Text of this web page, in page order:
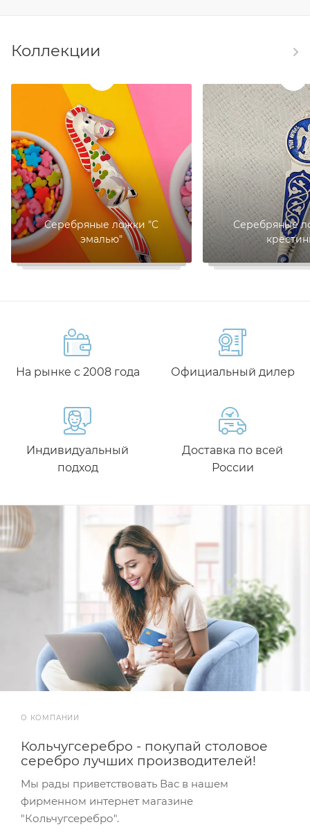
Коллекции
Серебряные ложки "С
эмалью"
Серебряные
На рынке с 2008 года Официальный дилер
Индивидуальный
подход
Доставка по всей
России
О КОМПАНИИ
Кольчугсеребро - покупай столовое
серебро лучших производителей!
Мы рады приветствовать Вас в нашем
фирменном интернет магазине
"Кольчугсеребро".